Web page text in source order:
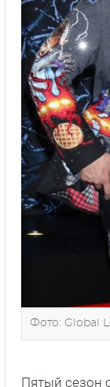
Фото: Global
Пятый сезон